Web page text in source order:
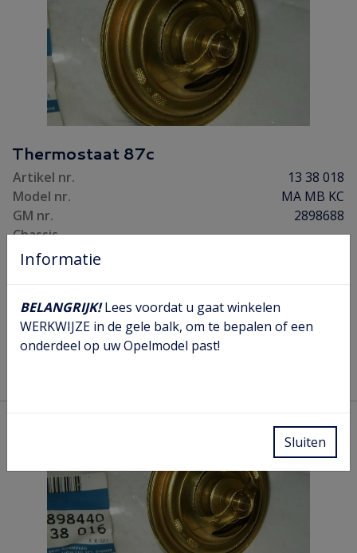
Thermostaat 87c
Artikel nr.
13 38 018
Model nr.
MA MB KC
GM nr.
2898688
Chassis
nr.
Prijs
Aantal
Bestellen
Informatie
BELANGRIJK!Lees voordat u gaat winkelen
WERKWIJZE in de gele balk, om te bepalen of een
onderdeel op uw Opelmodel past!
Sluiten